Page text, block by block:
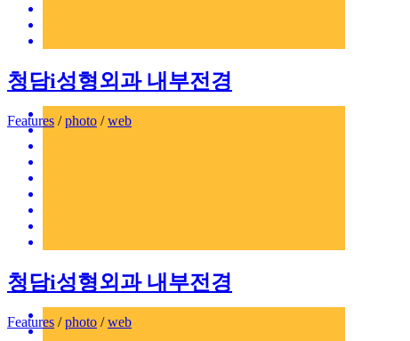
청담i성형외과 내부전경
Features /photo /web
청담i성형외과 내부전경
Features /photo /web